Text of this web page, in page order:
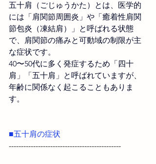
五十肩（ごじゅうかた）とは、医学的
には「肩関節周囲炎」や「癒着性肩関
節包炎（凍結肩）」と呼ばれる状態
で、肩関節の痛みと可動域の制限が主
な症状です。
40〜50代に多く発症するため「四十
肩」「五十肩」と呼ばれていますが、
年齢に関係なく起こることもありま
す。
■五十肩の症状
----------------------------------------------